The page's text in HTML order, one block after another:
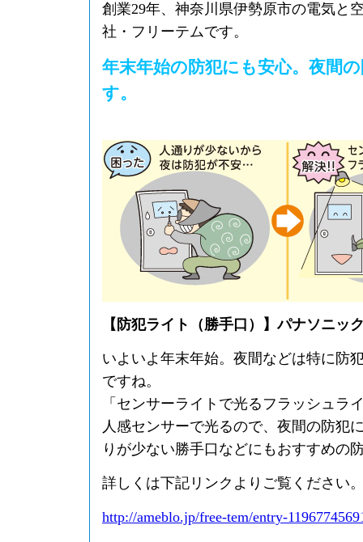
創業29年、神奈川県伊勢原市の電気と
社・フリーテムです。
年末年始の防犯にも安心。夜間
す。
【防犯ライト（勝手口）】パナソニッ
いよいよ年末年始。夜間などは特に防
ですね。
「センサーライトで光るフラッシュラ
人感センサーで光るので、夜間の防犯
りが少ない勝手口などにもおすすめの
詳しくは下記リンクよりご覧ください
http://ameblo.jp/free-tem/entry-